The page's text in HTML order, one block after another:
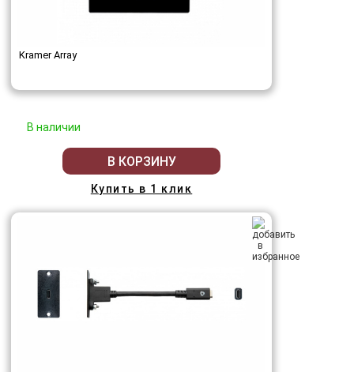
Kramer Array
В наличии
В КОРЗИНУ
Купить в 1 клик